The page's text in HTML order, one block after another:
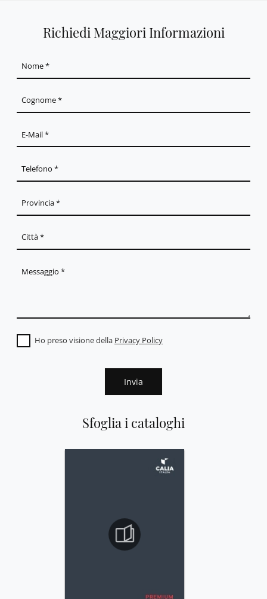
Sfoglia i cataloghi
Richiedi Maggiori Informazioni
Ho preso visione della Privacy Policy
Invia